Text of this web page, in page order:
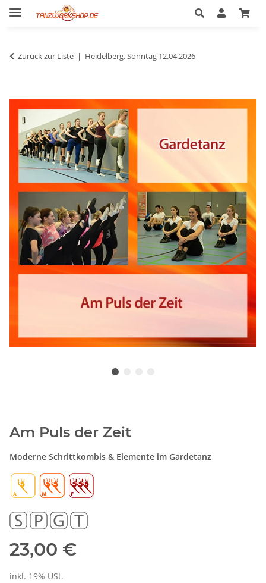
Zurück zur Liste Heidelberg, Sonntag 12.04.2026
Am Puls der Zeit
Moderne Schrittkombis & Elemente im Gardetanz
23,00 €
inkl. 19% USt.